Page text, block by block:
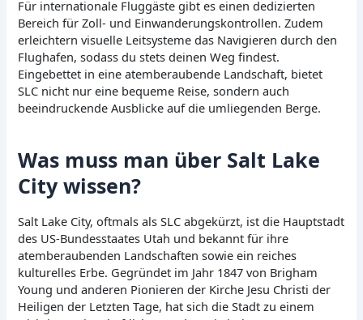
Für internationale Fluggäste gibt es einen dedizierten
Bereich für Zoll- und Einwanderungskontrollen. Zudem
erleichtern visuelle Leitsysteme das Navigieren durch den
Flughafen, sodass du stets deinen Weg findest.
Eingebettet in eine atemberaubende Landschaft, bietet
SLC nicht nur eine bequeme Reise, sondern auch
beeindruckende Ausblicke auf die umliegenden Berge.
Was muss man über Salt Lake
City wissen?
Salt Lake City, oftmals als SLC abgekürzt, ist die Hauptstadt
des US-Bundesstaates Utah und bekannt für ihre
atemberaubenden Landschaften sowie ein reiches
kulturelles Erbe. Gegründet im Jahr 1847 von Brigham
Young und anderen Pionieren der Kirche Jesu Christi der
Heiligen der Letzten Tage, hat sich die Stadt zu einem